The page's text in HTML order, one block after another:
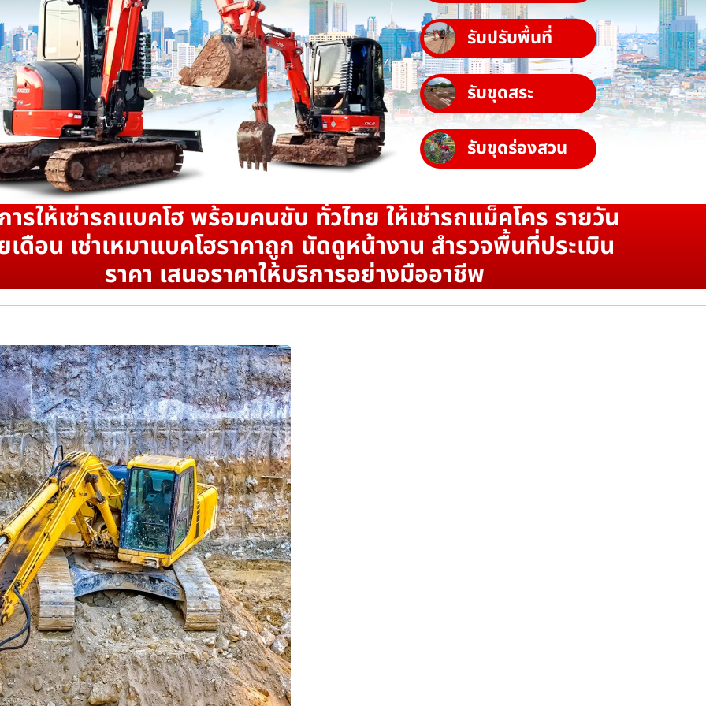
รับปรับพื้นที่
รับขุดสระ
รับขุดร่องสวน
ารให้เช่ารถแบคโฮ พร้อมคนขับ ทั่วไทย ให้เช่ารถแม็คโคร รายวัน
เดือน เช่าเหมาแบคโฮราคาถูก นัดดูหน้างาน สำรวจพื้นที่ประเมิน
ราคา เสนอราคาให้บริการอย่างมืออาชีพ